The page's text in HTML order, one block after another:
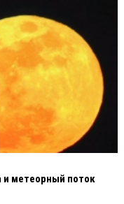
и метеорный поток